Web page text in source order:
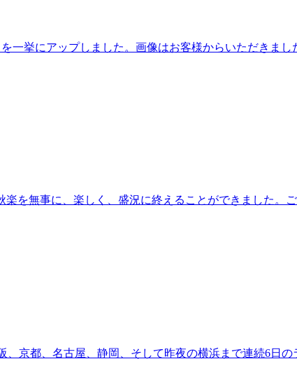
一挙にアップしました。画像はお客様からいただきま
を無事に、楽しく、盛況に終えることができました。
京都、名古屋、静岡、そして昨夜の横浜まで連続6日